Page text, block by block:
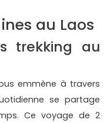
au Laos
trekking au
emmène à travers
se partage
Ce voyage de 2